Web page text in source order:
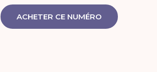
ACHETER CE NUMÉRO